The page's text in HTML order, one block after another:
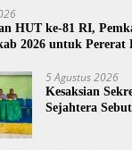
HUT ke-81 RI,
2026 untuk Pererat
5 Agustus 2026
Kesaksian
Sejahtera